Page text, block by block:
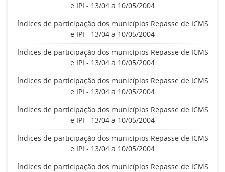
e IPI - 13/04 a 10/05/2004
Índices de participação dos municípios Repasse de ICMS
e IPI - 13/04 a 10/05/2004
Índices de participação dos municípios Repasse de ICMS
e IPI - 13/04 a 10/05/2004
Índices de participação dos municípios Repasse de ICMS
e IPI - 13/04 a 10/05/2004
Índices de participação dos municípios Repasse de ICMS
e IPI - 13/04 a 10/05/2004
Índices de participação dos municípios Repasse de ICMS
e IPI - 13/04 a 10/05/2004
Índices de participação dos municípios Repasse de ICMS